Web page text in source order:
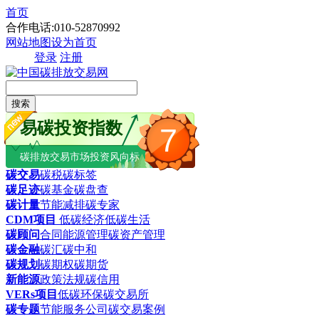
首页
合作电话:010-52870992
网站地图设为首页
登录 注册
搜索
7
易碳投资指数
碳排放交易市场投资风向标
碳交易碳税碳标签
碳足迹碳基金碳盘查
碳计量节能减排碳专家
CDM项目 低碳经济低碳生活
碳顾问合同能源管理碳资产管理
碳金融碳汇碳中和
碳规划碳期权碳期货
新能源政策法规碳信用
VERs项目 低碳环保碳交易所
碳专题节能服务公司 碳交易案例